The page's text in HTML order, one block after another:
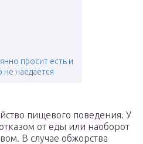
просит есть и
не наедается
пищевого поведения. У
от еды или наоборот
В случае обжорства